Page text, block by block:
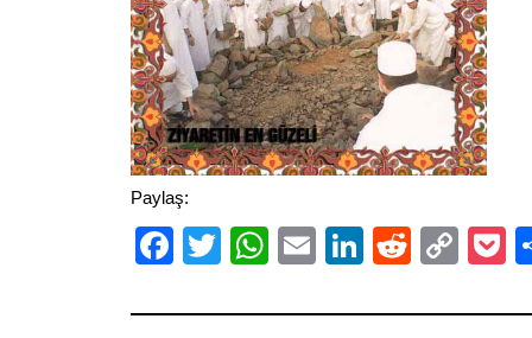
Paylaş:
Facebook
TwitterWhatsApp
EmailLinkedIn
Reddit